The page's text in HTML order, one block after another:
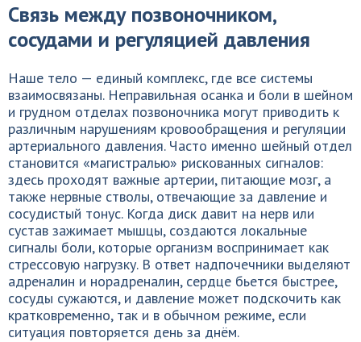
Связь между позвоночником,
сосудами и регуляцией давления
Наше тело — единый комплекс, где все системы
взаимосвязаны. Неправильная осанка и боли в шейном
и грудном отделах позвоночника могут приводить к
различным нарушениям кровообращения и регуляции
артериального давления. Часто именно шейный отдел
становится «магистралью» рискованных сигналов:
здесь проходят важные артерии, питающие мозг, а
также нервные стволы, отвечающие за давление и
сосудистый тонус. Когда диск давит на нерв или
сустав зажимает мышцы, создаются локальные
сигналы боли, которые организм воспринимает как
стрессовую нагрузку. В ответ надпочечники выделяют
адреналин и норадреналин, сердце бьется быстрее,
сосуды сужаются, и давление может подскочить как
кратковременно, так и в обычном режиме, если
ситуация повторяется день за днём.